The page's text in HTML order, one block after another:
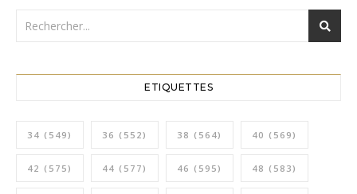
ETIQUETTES
34 (549) 36 (552) 38 (564) 40 (569)
42 (575) 44 (577) 46 (595) 48 (583)